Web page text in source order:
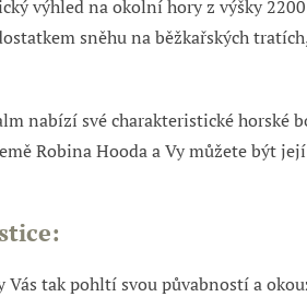
výhled na okolní hory z výšky
sněhu na běžkařských
nabízí své charakteristické
Robina Hooda a Vy můžete být
tak pohltí svou půvabností a